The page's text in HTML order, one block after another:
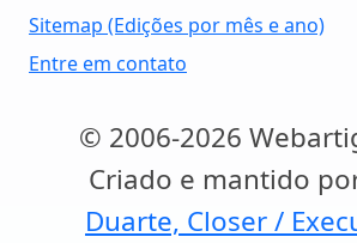
Sitemap (Edições por mês e ano)
Entre em contato
© 2006-2026
Criado e mantido
Duarte, Closer /